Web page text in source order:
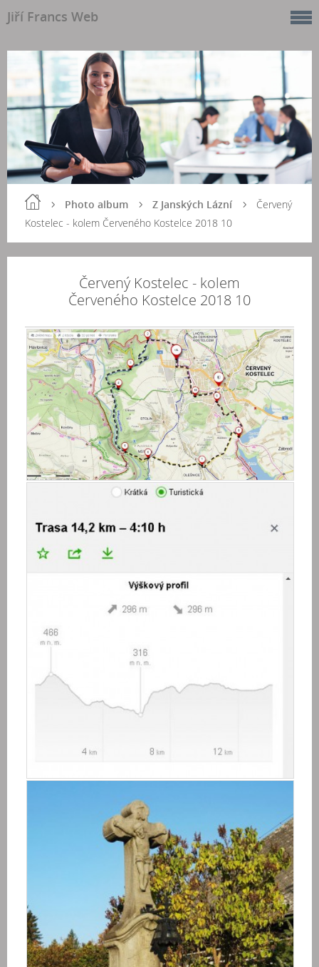
Jiří Francs Web
Photo album Z Janských Lázní
Červený
Kostelec - kolem Červeného Kostelce 2018 10
Červený Kostelec - kolem
Červeného Kostelce 2018 10